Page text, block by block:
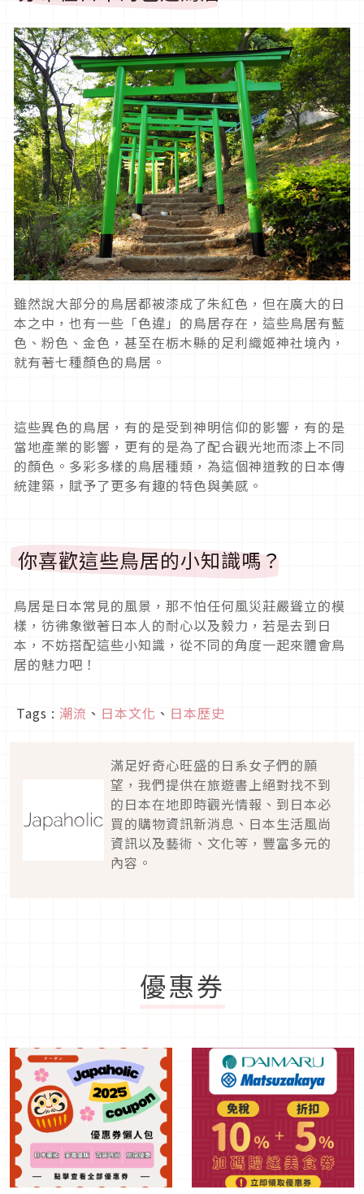
雖然說大部分的鳥居都被漆成了朱紅色，但在廣大的日
本之中，也有一些「色違」的鳥居存在，這些鳥居有藍
色、粉色、金色，甚至在栃木縣的足利織姬神社境內，
就有著七種顏色的鳥居。
這些異色的鳥居，有的是受到神明信仰的影響，有的是
當地產業的影響，更有的是為了配合觀光地而漆上不同
的顏色。多彩多樣的鳥居種類，為這個神道教的日本傳
統建築，賦予了更多有趣的特色與美感。
你喜歡這些鳥居的小知識嗎？
鳥居是日本常見的風景，那不怕任何風災莊嚴聳立的模
樣，彷彿象徵著日本人的耐心以及毅力，若是去到日
本，不妨搭配這些小知識，從不同的角度一起來體會鳥
居的魅力吧！
Tags : 潮流 、 日本文化 、 日本歷史
滿足好奇心旺盛的日系女子們的願
望，我們提供在旅遊書上絕對找不到
的日本在地即時觀光情報、到日本必
買的購物資訊新消息、日本生活風尚
資訊以及藝術、文化等，豐富多元的
內容。
優惠券